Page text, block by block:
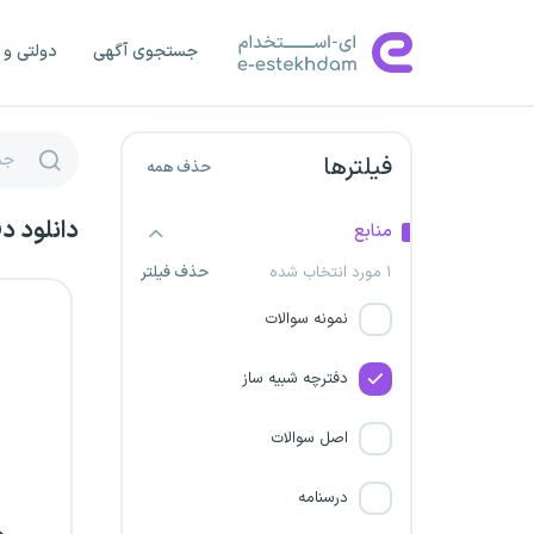
جستجوی آگهی دولتی
فیلترها حذف همه
منابع
۱ مورد انتخاب شده
حذف فیلتر
نمونه سوالات
دفترچه شبیه ساز
اصل سوالات
درسنامه
ایران
وزارت جهاد کشاورزی
کارشناس رسمی دادگستری
دانلود